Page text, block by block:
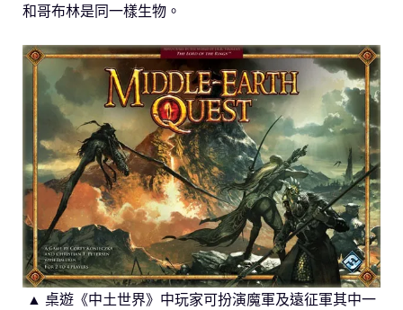
和哥布林是同一樣生物。
▲ 桌遊《中土世界》中玩家可扮演魔軍及遠征軍其中一